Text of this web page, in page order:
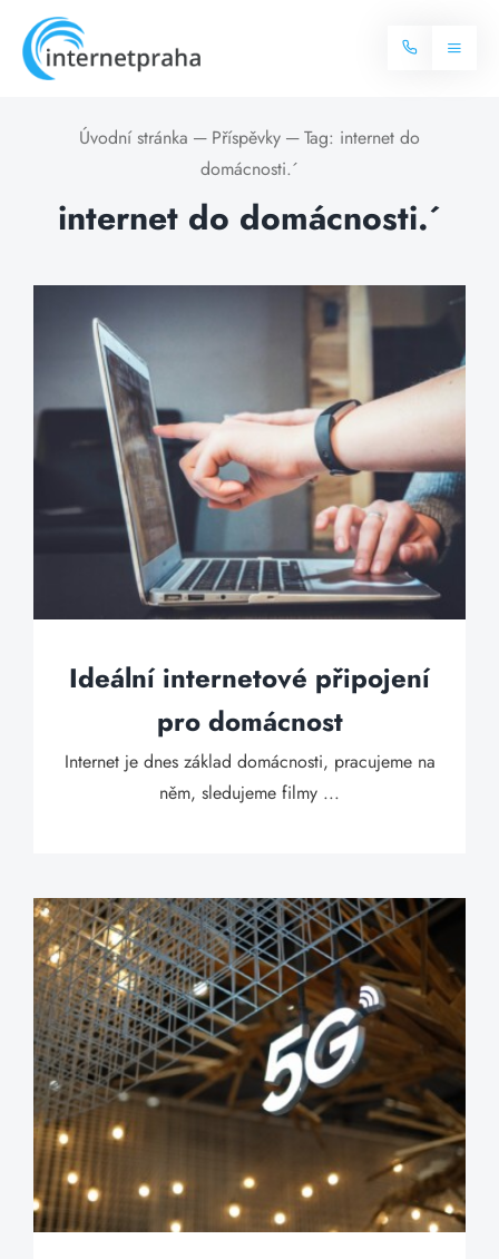
content
Toggle
Více o internetu
Dostupnost
Blog
Kontakt
Úvodní stránka ─ Příspěvky ─ Tag: internet do
domácnosti.´
internet do domácnosti.´
Ideální internetové připojení
pro domácnost
Internet je dnes základ domácnosti, pracujeme na
něm, sledujeme filmy ...